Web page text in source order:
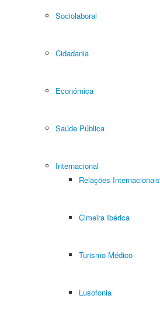
Sociolaboral
Cidadania
Económica
Saúde Pública
Internacional
Relações Internacionais
Cimeira Ibérica
Turismo Médico
Lusofonia